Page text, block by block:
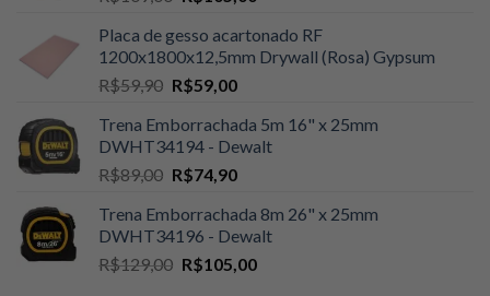
original
era:
R$109,00.
atual
é:
Placa de gesso acartonado RF
1200x1800x12,5mm Drywall (Rosa) Gypsum
R$59,90 O
original
era:
R$59,90.
R$59,00O
atual
é:
R$59,00.
Trena Emborrachada 5m 16" x 25mm
DWHT34194 - Dewalt
R$89,00 O
original
era:
R$89,00.
R$74,90O
atual
é:
R$74,90.
Trena Emborrachada 8m 26" x 25mm
DWHT34196 - Dewalt
R$129,00 O
R$105,00O